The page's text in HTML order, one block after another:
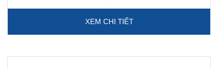
XEM CHI TIẾT